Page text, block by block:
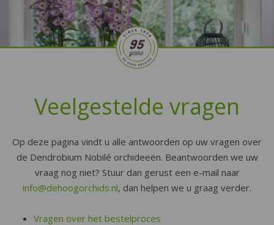
Veelgestelde vragen
Op deze pagina vindt u alle antwoorden op uw vragen over
de Dendrobium Nobilé orchideeën. Beantwoorden we uw
vraag nog niet? Stuur dan gerust een e-mail naar
info@dehoogorchids.nl, dan helpen we u graag verder.
Vragen over het bestelproces